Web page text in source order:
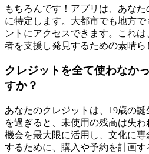
もちろんです！アプリは、あな
に特定します。大都市でも地方
ントにアクセスできます。これ
者を支援し発見するための素晴ら
クレジットを全て使わなか
すか？
あなたのクレジットは、19歳の
を過ぎると、未使用の残高は失
機会を最大限に活用し、文化に
するために、購入や予約を計画す